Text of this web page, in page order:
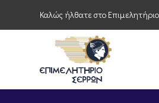
Καλώς ήλθατε στο